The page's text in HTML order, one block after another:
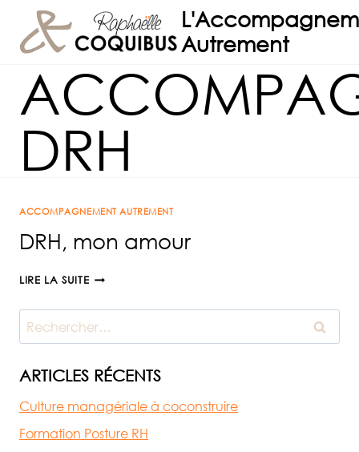
contenu
Autrement
DRH
ACCOMPAGNEMENT AUTREMENT
DRH, mon amour
LIRE LA SUITEDRH,
AMOUR
Rechercher :
ARTICLES RÉCENTS
Culture managériale à coconstruire
Formation Posture RH